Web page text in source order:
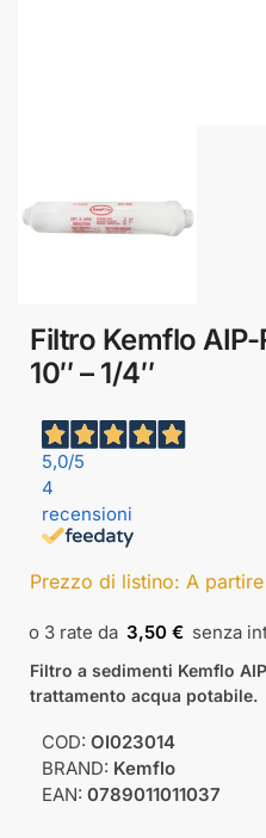
Filtro Kemflo
10″ – 1/4″
5,0/5
4
recensioni
Prezzo di listino: A
3,50 €
Filtro a sedimenti Kemflo
trattamento acqua potabile.
COD: OI023014
BRAND: Kemflo
EAN: 0789011011037